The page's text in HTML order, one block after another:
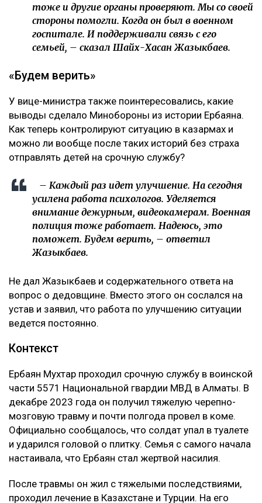
тоже и другие органы проверяют. Мы со своей
стороны помогли. Когда он был в военном
госпитале. И поддерживали связь с его
семьей, – сказал Шайх-Хасан Жазыкбаев.
«Будем верить»
У вице-министра также поинтересовались, какие
выводы сделало Минобороны из истории Ербаяна.
Как теперь контролируют ситуацию в казармах и
можно ли вообще после таких историй без страха
отправлять детей на срочную службу?
– Каждый раз идет улучшение. На сегодня
усилена работа психологов. Уделяется
внимание дежурным, видеокамерам. Военная
полиция тоже работает. Надеюсь, это
поможет. Будем верить, – ответил
Жазыкбаев.
Не дал Жазыкбаев и содержательного ответа на
вопрос о дедовщине. Вместо этого он сослался на
устав и заявил, что работа по улучшению ситуации
ведется постоянно.
Контекст
Ербаян Мухтар проходил срочную службу в воинской
части 5571 Национальной гвардии МВД в Алматы. В
декабре 2023 года он получил тяжелую черепно-
мозговую травму и почти полгода провел в коме.
Официально сообщалось, что солдат упал в туалете
и ударился головой о плитку. Семья с самого начала
настаивала, что Ербаян стал жертвой насилия.
После травмы он жил с тяжелыми последствиями,
проходил лечение в Казахстане и Турции. На его